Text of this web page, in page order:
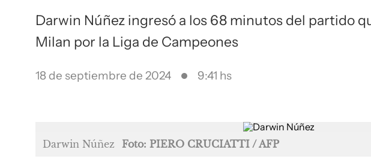
Darwin Núñez ingresó a los 68 minutos del partido
Milan por la Liga de Campeones
18 de septiembre de 2024 9:41 hs
Darwin Núñez Foto: PIERO CRUCIATTI / AFP